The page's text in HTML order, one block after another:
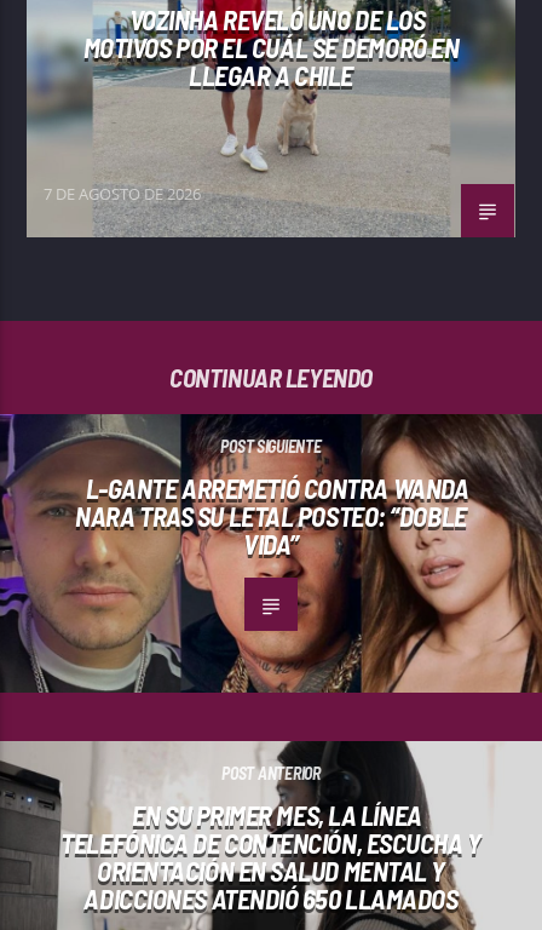
VOZINHA REVELÓ UNO DE LOS
MOTIVOS POR EL CUÁL SE DEMORÓ EN
LLEGAR A CHILE
7 DE AGOSTO DE 2026
CONTINUAR LEYENDO
POST SIGUIENTE
L-GANTE ARREMETIÓ CONTRA WANDA
NARA TRAS SU LETAL POSTEO: “DOBLE
VIDA”
POST ANTERIOR
EN SU PRIMER MES, LA LÍNEA
TELEFÓNICA DE CONTENCIÓN, ESCUCHA Y
ORIENTACIÓN EN SALUD MENTAL Y
ADICCIONES ATENDIÓ 650 LLAMADOS